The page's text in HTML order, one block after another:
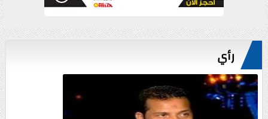
رأي